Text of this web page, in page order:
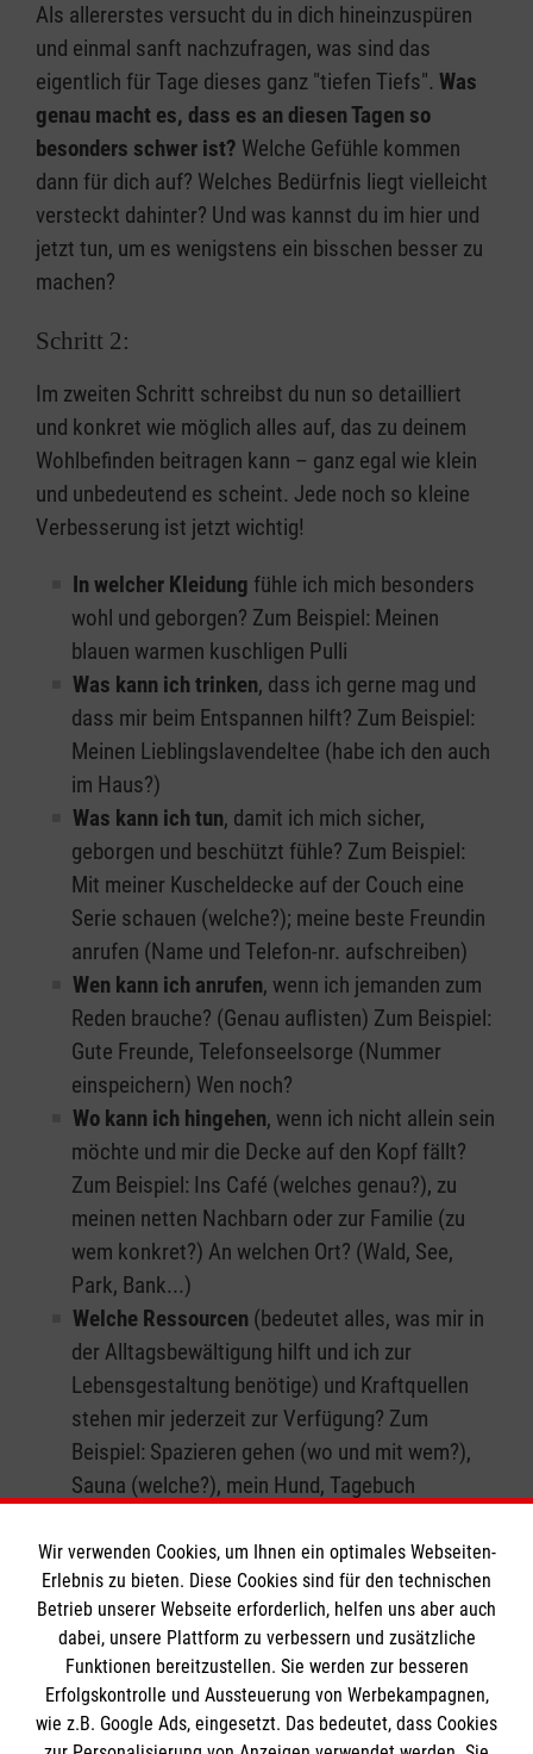
Als allererstes versucht du in dich hineinzuspüren
und einmal sanft nachzufragen, was sind das
eigentlich für Tage dieses ganz "tiefen Tiefs". Was
genau macht es, dass es an diesen Tagen so
besonders schwer ist? Welche Gefühle kommen
dann für dich auf? Welches Bedürfnis liegt vielleicht
versteckt dahinter? Und was kannst du im hier und
jetzt tun, um es wenigstens ein bisschen besser zu
machen?
Schritt 2:
Im zweiten Schritt schreibst du nun so detailliert
und konkret wie möglich alles auf, das zu deinem
Wohlbefinden beitragen kann – ganz egal wie klein
und unbedeutend es scheint. Jede noch so kleine
Verbesserung ist jetzt wichtig!
In welcher Kleidung fühle ich mich besonders
wohl und geborgen? Zum Beispiel: Meinen
blauen warmen kuschligen Pulli
Was kann ich trinken, dass ich gerne mag und
dass mir beim Entspannen hilft? Zum Beispiel:
Meinen Lieblingslavendeltee (habe ich den auch
im Haus?)
Was kann ich tun, damit ich mich sicher,
geborgen und beschützt fühle? Zum Beispiel:
Mit meiner Kuscheldecke auf der Couch eine
Serie schauen (welche?); meine beste Freundin
anrufen (Name und Telefon-nr. aufschreiben)
Wen kann ich anrufen, wenn ich jemanden zum
Reden brauche? (Genau auflisten) Zum Beispiel:
Gute Freunde, Telefonseelsorge (Nummer
einspeichern) Wen noch?
Wo kann ich hingehen, wenn ich nicht allein sein
möchte und mir die Decke auf den Kopf fällt?
Zum Beispiel: Ins Café (welches genau?), zu
meinen netten Nachbarn oder zur Familie (zu
wem konkret?) An welchen Ort? (Wald, See,
Park, Bank...)
Welche Ressourcen (bedeutet alles, was mir in
der Alltagsbewältigung hilft und ich zur
Lebensgestaltung benötige) und Kraftquellen
stehen mir jederzeit zur Verfügung? Zum
Beispiel: Spazieren gehen (wo und mit wem?),
Sauna (welche?), mein Hund, Tagebuch
Wir hoffen, dass dir dein persönlicher Notfallplan
durch die schwierigen Tage hilft. Du kannst ihn
natürlich komplettan deine Bedürfnisse anpassen
oder erweitern– ganz so, wie es sich für dich richtig
anfühlt. Wenn du einen besonders schweren Tag
hast, dann zögere auch nicht, dich an
Wir verwenden Cookies, um Ihnen ein optimales Webseiten-
Erlebnis zu bieten. Diese Cookies sind für den technischen
Betrieb unserer Webseite erforderlich, helfen uns aber auch
dabei, unsere Plattform zu verbessern und zusätzliche
Funktionen bereitzustellen. Sie werden zur besseren
Erfolgskontrolle und Aussteuerung von Werbekampagnen,
wie z.B. Google Ads, eingesetzt. Das bedeutet, dass Cookies